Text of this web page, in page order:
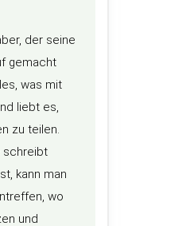
der seine
gemacht
was mit
liebt es,
zu teilen.
schreibt
kann man
wo
und